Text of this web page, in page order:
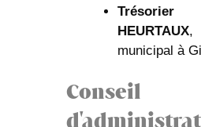
HEURTAUX,
municipal à
Conseil